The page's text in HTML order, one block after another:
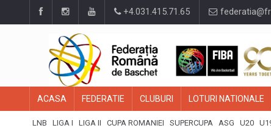
+4.031.415.71.65
ACASA FEDERATIE CLUBURI LOTURI NATIONALE
LNB LIGA I LIGA II CUPA ROMANIEI SUPERCUPA ASG U20